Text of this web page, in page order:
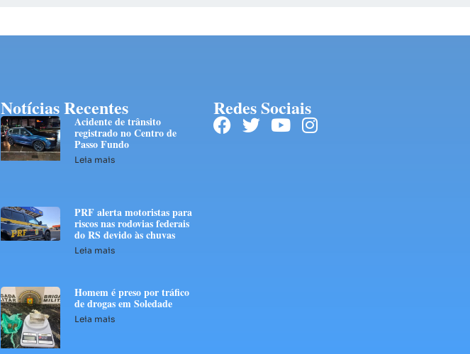
Notícias Recentes
Acidente de trânsito
registrado no Centro de
Passo Fundo
Leia mais
PRF alerta motoristas para
riscos nas rodovias federais
do RS devido às chuvas
Leia mais
Homem é preso por tráfico
de drogas em Soledade
Leia mais
Redes Sociais